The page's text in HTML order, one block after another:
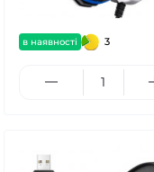
в наявності 3